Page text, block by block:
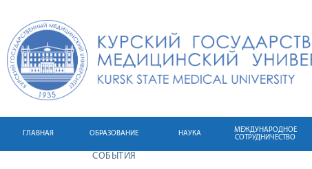
ГЛАВНАЯ ОБРАЗОВАНИЕ НАУКА
МЕЖДУНАРОДНОЕ
СОТРУДНИЧЕСТВО
СОБЫТИЯ